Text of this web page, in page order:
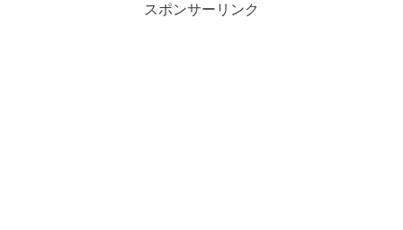
スポンサーリンク